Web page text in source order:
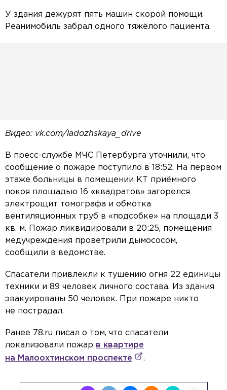
У здания дежурят пять машин скорой помощи.
Реанимобиль забрал одного тяжёлого пациента.
Видео: vk.com/ladozhskaya_drive
В пресс-службе МЧС Петербурга уточнили, что
сообщение о пожаре поступило в 18:52. На первом
этаже больницы в помещении КТ приёмного
покоя площадью 16 «квадратов» загорелся
электрощит томографа и обмотка
вентиляционных труб в «подсобке» на площади 3
кв. м. Пожар ликвидировали в 20:25, помещения
медучреждения проветрили дымососом,
сообщили в ведомстве.
Спасатели привлекли к тушению огня 22 единицы
техники и 89 человек личного состава. Из здания
эвакуированы 50 человек. При пожаре никто
не пострадал.
Ранее 78.ru писал о том, что спасатели
локализовали пожар в квартире
на Малоохтинском проспекте
.